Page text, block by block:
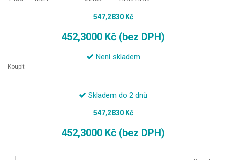
547,2830 Kč
452,3000 Kč (bez DPH)
Není skladem
Koupit
Skladem do 2 dnů
547,2830 Kč
452,3000 Kč (bez DPH)